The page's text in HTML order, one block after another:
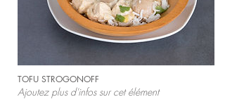
TOFU STROGONOFF
Ajoutez plus d'infos sur cet élément